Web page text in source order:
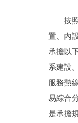
按照《
置、內
承擔以
系建設
服務熱
易綜合
是承擔